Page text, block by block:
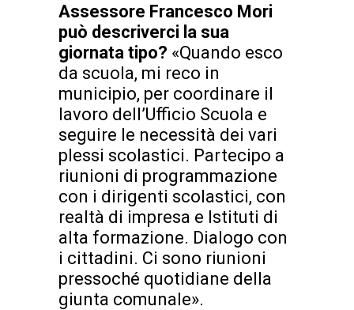
Assessore Francesco Mori
può descriverci la sua
giornata tipo? «Quando esco
da scuola, mi reco in
municipio, per coordinare il
lavoro dell’Ufficio Scuola e
seguire le necessità dei vari
plessi scolastici. Partecipo a
riunioni di programmazione
con i dirigenti scolastici, con
realtà di impresa e Istituti di
alta formazione. Dialogo con
i cittadini. Ci sono riunioni
pressoché quotidiane della
giunta comunale».